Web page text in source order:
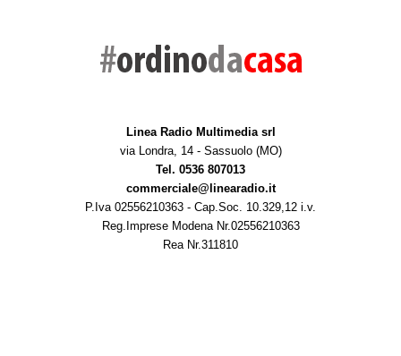
Linea Radio Multimedia srl
via Londra, 14 - Sassuolo (MO)
Tel. 0536 807013
commerciale@linearadio.it
P.Iva 02556210363 - Cap.Soc. 10.329,12 i.v.
Reg.Imprese Modena Nr.02556210363
Rea Nr.311810